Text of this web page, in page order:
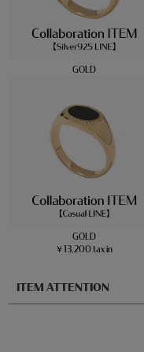
GOLD
GOLD
￥13,200 tax in
ITEM ATTENTION